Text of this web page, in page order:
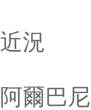
近況
阿爾巴